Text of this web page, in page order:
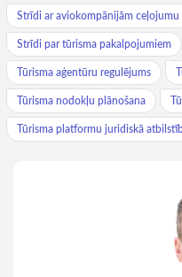
Strīdi ar aviokompānijām ceļojumu
Strīdi par tūrisma pakalpojumiem
Tūrisma aģentūru regulējums
Tūrisma nodokļu plānošana
Tūrisma platformu juridiskā